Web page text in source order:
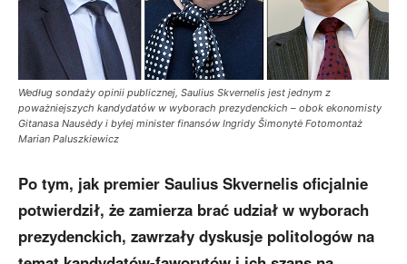
Według sondaży opinii publicznej, Saulius Skvernelis jest jednym z
poważniejszych kandydatów w wyborach prezydenckich – obok ekonomisty
Gitanasa Nausėdy i byłej minister finansów Ingridy Šimonytė Fotomontaż
Marian Paluszkiewicz
Po tym, jak premier Saulius Skvernelis oficjalnie
potwierdził, że zamierza brać udział w wyborach
prezydenckich, zawrzały dyskusje politologów na